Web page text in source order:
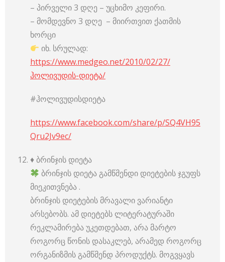
– პირველი 3 დღე – უცხიმო კეფირი.
– მომდევნო 3 დღე – მიირთვით ქათმის
ხორცი
იხ. სრულად:
https://www.medgeo.net/2010/02/27/
ჰოლივუდის-დიეტა/
#ჰოლივუდისდიეტა
https://www.facebook.com/share/p/SQ4VH95
Qru2Jv9ec/
♦️ ბრინჯის დიეტა
ბრინჯის დიეტა გამწმენდი დიეტების ჯგუფს
მიეკითვნება .
ბრინჯის დიეტების მრავალი ვარიანტი
არსებობს. ამ დიეტებს ლიტერატურაში
რეკლამირება უკეთდებათ, არა მარტო
როგორც წონის დასაკლებ, არამედ როგორც
ორგანიზმის გამწმენდ პროდუქტს. მოგვყავს